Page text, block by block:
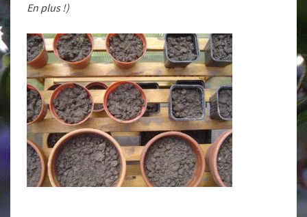
En plus !)